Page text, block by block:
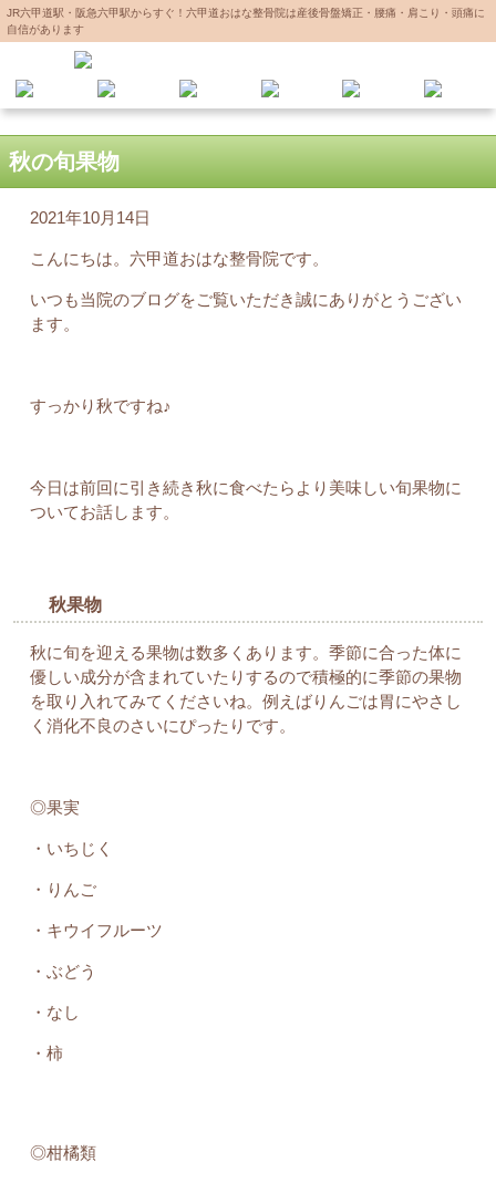
JR六甲道駅・阪急六甲駅からすぐ！六甲道おはな整骨院は産後骨盤矯正・腰痛・肩こり・頭痛に
自信があります
秋の旬果物
2021年10月14日
こんにちは。六甲道おはな整骨院です。
いつも当院のブログをご覧いただき誠にありがとうござい
ます。
すっかり秋ですね♪
今日は前回に引き続き秋に食べたらより美味しい旬果物に
ついてお話します。
秋果物
秋に旬を迎える果物は数多くあります。季節に合った体に
優しい成分が含まれていたりするので積極的に季節の果物
を取り入れてみてくださいね。例えばりんごは胃にやさし
く消化不良のさいにぴったりです。
◎果実
・いちじく
・りんご
・キウイフルーツ
・ぶどう
・なし
・柿
◎柑橘類